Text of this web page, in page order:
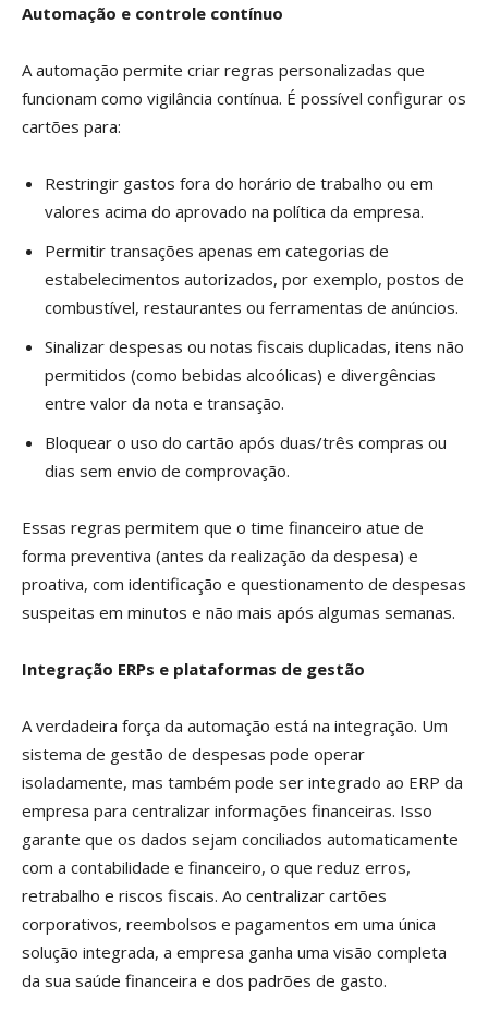
Automação e controle contínuo
A automação permite criar regras personalizadas que
funcionam como vigilância contínua. É possível configurar os
cartões para:
Restringir gastos fora do horário de trabalho ou em
valores acima do aprovado na política da empresa.
Permitir transações apenas em categorias de
estabelecimentos autorizados, por exemplo, postos de
combustível, restaurantes ou ferramentas de anúncios.
Sinalizar despesas ou notas fiscais duplicadas, itens não
permitidos (como bebidas alcoólicas) e divergências
entre valor da nota e transação.
Bloquear o uso do cartão após duas/três compras ou
dias sem envio de comprovação.
Essas regras permitem que o time financeiro atue de
forma preventiva (antes da realização da despesa) e
proativa, com identificação e questionamento de despesas
suspeitas em minutos e não mais após algumas semanas.
Integração ERPs e plataformas de gestão
A verdadeira força da automação está na integração. Um
sistema de gestão de despesas pode operar
isoladamente, mas também pode ser integrado ao ERP da
empresa para centralizar informações financeiras. Isso
garante que os dados sejam conciliados automaticamente
com a contabilidade e financeiro, o que reduz erros,
retrabalho e riscos fiscais. Ao centralizar cartões
corporativos, reembolsos e pagamentos em uma única
solução integrada, a empresa ganha uma visão completa
da sua saúde financeira e dos padrões de gasto.